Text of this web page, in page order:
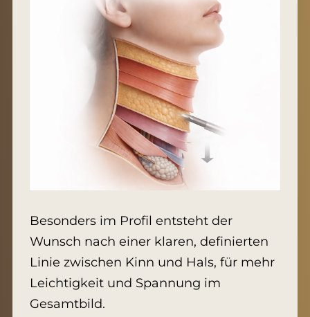
Besonders im Profil entsteht der
Wunsch nach einer klaren, definierten
Linie zwischen Kinn und Hals, für mehr
Leichtigkeit und Spannung im
Gesamtbild.